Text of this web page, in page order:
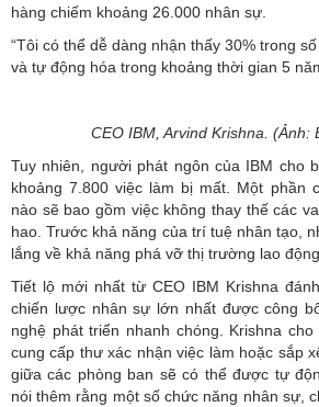
hàng chiếm khoảng 26.000 nhân sự.
“Tôi có thể dễ dàng nhận thấy 30% trong
và tự động hóa trong khoảng thời gian 5
CEO IBM, Arvind Krishna. (Ảnh:
Tuy nhiên, người phát ngôn của IBM cho
khoảng 7.800 việc làm bị mất. Một phần
nào sẽ bao gồm việc không thay thế các
hao. Trước khả năng của trí tuệ nhân tạo,
lắng về khả năng phá vỡ thị trường lao
Tiết lộ mới nhất từ CEO IBM Krishna
chiến lược nhân sự lớn nhất được công
nghệ phát triển nhanh chóng. Krishna
cung cấp thư xác nhận việc làm hoặc sắp
giữa các phòng ban sẽ có thể được tự
nói thêm rằng một số chức năng nhân sự,